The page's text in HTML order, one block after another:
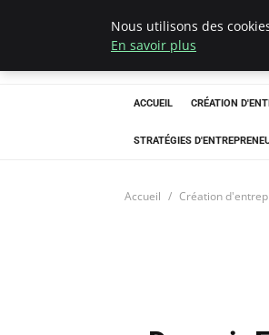
LECFCM
ACCUEIL CRÉATION
STRATÉGIES
Accueil Création
Nous utilisons des
En savoir plus